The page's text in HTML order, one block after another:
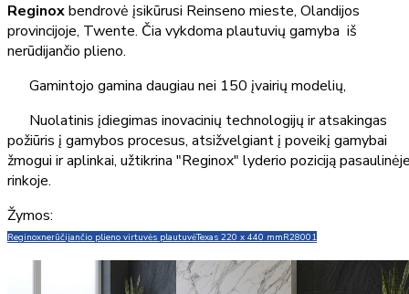
Reginoxbendrovė įsikūrusi Reinseno mieste, Olandijos
provincijoje, Twente. Čia vykdoma plautuvių gamyba iš
nerūdijančio plieno.
Gamintojo gamina daugiau nei 150 įvairių modelių,
Nuolatinis įdiegimas inovacinių technologijų ir atsakingas
požiūris į gamybos procesus, atsižvelgiant į poveikį gamybai
žmogui ir aplinkai, užtikrina "Reginox" lyderio poziciją
rinkoje.
Žymos:
Reginoxnerūčijančio plieno virtuvės plautuvėTexas 220 x 440 mmR28001